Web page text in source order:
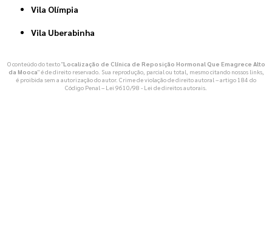
Vila Olímpia
Vila Uberabinha
O conteúdo do texto "Localização de Clínica de Reposição Hormonal Que Emagrece Alto
da Mooca" é de direito reservado. Sua reprodução, parcial ou total, mesmo citando nossos links,
é proibida sem a autorização do autor. Crime de violação de direito autoral – artigo 184 do
Código Penal – Lei 9610/98 - Lei de direitos autorais